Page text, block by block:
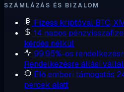
SZÁMLÁZÁS ÉS BIZALOM
Fizess kriptóval BTC,
14 napos
kérdés nélkül
99,95%-os
Rendelkezésre állási
Élő emberi támogatás
percek alatt